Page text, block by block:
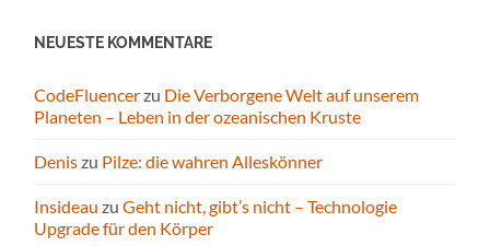
NEUESTE KOMMENTARE
CodeFluencerzu Die Verborgene Welt auf unserem
Planeten – Leben in der ozeanischen Kruste
Deniszu Pilze: die wahren Alleskönner
Insideau zuGeht nicht, gibt’s nicht – Technologie
Upgrade für den Körper